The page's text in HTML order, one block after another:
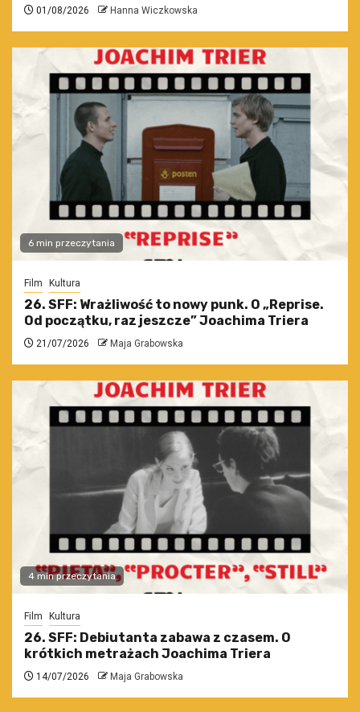
01/08/2026 Hanna Wiczkowska
6 min przeczytania
Film Kultura
26. SFF: Wrażliwość to nowy punk. O „Reprise.
Od początku, raz jeszcze” Joachima Triera
21/07/2026 Maja Grabowska
4 min przeczytania
Film Kultura
26. SFF: Debiutanta zabawa z czasem. O
krótkich metrażach Joachima Triera
14/07/2026 Maja Grabowska